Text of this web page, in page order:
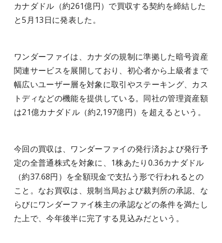
カナダドル（約261億円）で買収する契約を締結した
と5月13日に発表した。
ワンダーファイは、カナダの規制に準拠した暗号資産
関連サービスを展開しており、初心者から上級者まで
幅広いユーザー層を対象に取引やステーキング、カス
トディなどの機能を提供している。同社の管理資産額
は21億カナダドル（約2,197億円）を超えるという。
今回の買収は、ワンダーファイの発行済および発行予
定の全普通株式を対象に、1株あたり0.36カナダドル
（約37.68円）を全額現金で支払う形で行われるとの
こと。なお買収は、規制当局および裁判所の承認、な
らびにワンダーファイ株主の承認などの条件を満たし
た上で、今年後半に完了する見込みだという。